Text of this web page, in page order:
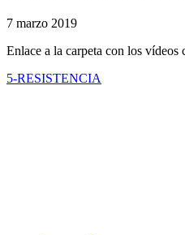
7 marzo 2019
Enlace a la carpeta con los vídeos
5-RESISTENCIA